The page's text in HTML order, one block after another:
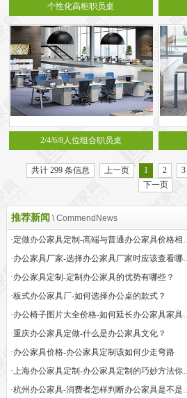
个性化高柜职员桌
2/4/6/8人位组合职员桌
共计 299 条信息 上一页 1 2 3
下一页
推荐新闻 \ CommendNews
·办公家具厂家-选择办公家具厂家时应该查看哪些方面？
·办公家具定制-定制办公家具的优势有哪些？
·板式办公家具厂-如何选择办公桌的款式？
·办公椅子图片大全价格-如何延长办公家具家具的保质期？
·重庆办公家具定做-什么是办公家具文化？
·办公家具价格-办公家具定制该如何少走弯路
·上海办公家具定制-办公家具定制的巧妙方法你知道吗